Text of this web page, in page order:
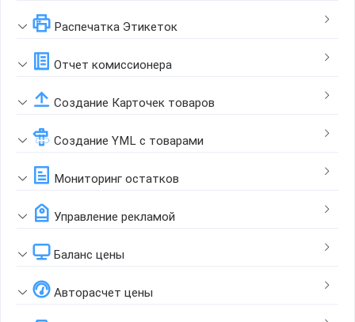
Распечатка Этикеток
Отчет комиссионера
Создание Карточек товаров
Создание YML с товарами
Мониторинг остатков
Управление рекламой
Баланс цены
Авторасчет цены